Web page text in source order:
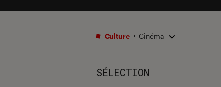
Culture Cinéma
SÉLECTION